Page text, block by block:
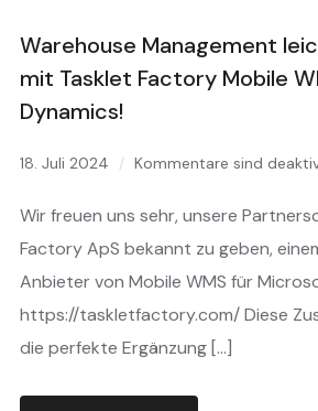
Warehouse Management
mit Tasklet Factory Mobile
Dynamics!
18. Juli 2024 Kommentare sind
Wir freuen uns sehr, unsere
Factory ApS bekannt zu geben,
Anbieter von Mobile WMS für
https://taskletfactory.com/ Diese
die perfekte Ergänzung […]